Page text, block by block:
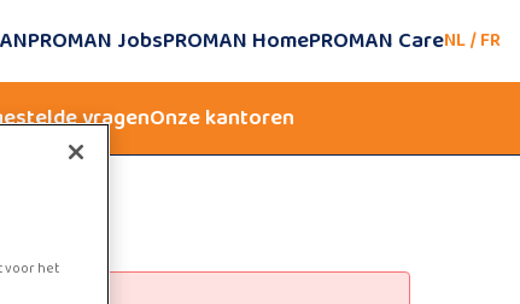
PROMAN JobsPROMAN HomePROMAN CareNL/FR
vragenOnze kantoren
voor het